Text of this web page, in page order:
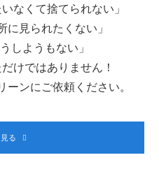
なくて捨てられない」
に見られたくない」
しようもない」
けではありません！
ーンにご依頼ください。
る